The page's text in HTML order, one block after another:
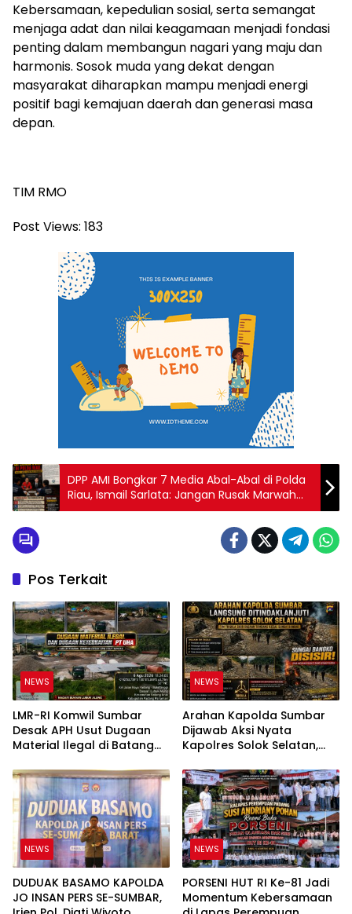
Kebersamaan, kepedulian sosial, serta semangat
menjaga adat dan nilai keagamaan menjadi fondasi
penting dalam membangun nagari yang maju dan
harmonis. Sosok muda yang dekat dengan
masyarakat diharapkan mampu menjadi energi
positif bagi kemajuan daerah dan generasi masa
depan.
TIM RMO
Post Views: 183
DPP AMI Bongkar 7 Media Abal-Abal di Polda
Riau, Ismail Sarlata: Jangan Rusak Marwah
Pers Indonesia
Pos Terkait
NEWS
LMR-RI Komwil Sumbar
Desak APH Usut Dugaan
Material Ilegal di Batang
PT UHA Diminta Diselidiki
Tuntas
NEWS
Arahan Kapolda Sumbar
Dijawab Aksi Nyata
Kapolres Solok Selatan,
Bukan Sekadar Slogan
NEWS
DUDUAK BASAMO KAPOLDA
JO INSAN PERS SE-SUMBAR,
NEWS
PORSENI HUT RI Ke-81 Jadi
Momentum Kebersamaan